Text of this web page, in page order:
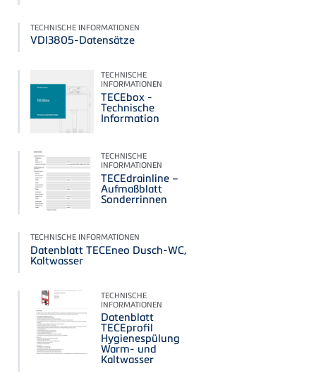
TECHNISCHE INFORMATIONEN
VDI3805-Datensätze
TECHNISCHE
INFORMATIONEN
TECEbox -
Technische
Information
TECHNISCHE
INFORMATIONEN
TECEdrainline –
Aufmaßblatt
Sonderrinnen
TECHNISCHE INFORMATIONEN
Datenblatt TECEneo Dusch-WC,
Kaltwasser
TECHNISCHE
INFORMATIONEN
Datenblatt
TECEprofil
Hygienespülung
Warm- und
Kaltwasser